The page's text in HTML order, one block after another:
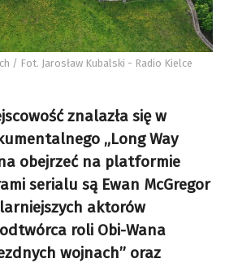
/ Fot. Jarosław Kubalski - Radio Kielce
znalazła się w
„Long Way
obejrzeć na platformie
serialu są Ewan McGregor
aktorów
roli Obi-Wana
wojnach” oraz